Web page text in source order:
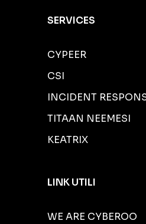
SERVICES
CYPEER
CSI
INCIDENT
TITAAN NEEMESI
KEATRIX
LINK UTILI
WE ARE CYBEROO